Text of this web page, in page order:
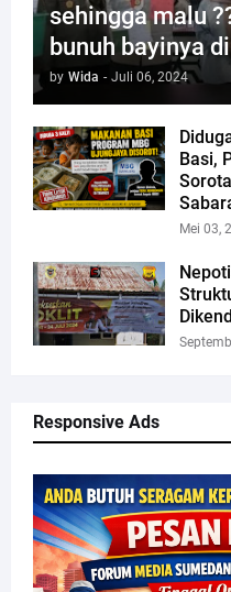
sehingga malu
bunuh bayinya
by Wida - Juli 06, 2024
Basi,
Mei 03,
Responsive Ads